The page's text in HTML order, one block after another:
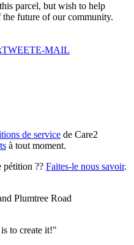
parcel, but wish to help
the future of our community.
TWEETE-MAIL
de service de Care2
à tout moment.
pétition ?? Faites-le nous savoir.
Plumtree Road
to create it!"